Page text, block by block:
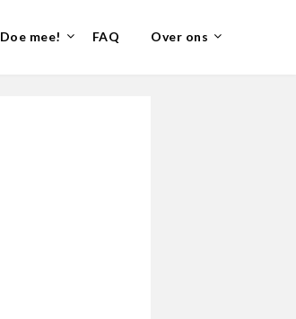
Doe mee! FAQ Over ons